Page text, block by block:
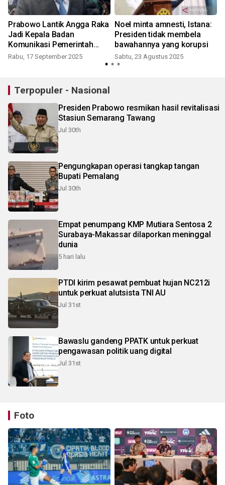
Prabowo Lantik Angga Raka
Jadi Kepala Badan
Komunikasi Pemerintah
gantikan Hasan Nasbi
Rabu, 17 September 2025
Noel minta amnesti, Istana:
Presiden tidak membela
bawahannya yang korupsi
Sabtu, 23 Agustus 2025
Terpopuler - Nasional
Presiden Prabowo resmikan hasil revitalisasi
Stasiun Semarang Tawang
Jul 30th
Pengungkapan operasi tangkap tangan
Bupati Pemalang
Jul 30th
Empat penumpang KMP Mutiara Sentosa 2
Surabaya-Makassar dilaporkan meninggal
dunia
5 hari lalu
PTDI kirim pesawat pembuat hujan NC212i
untuk perkuat alutsista TNI AU
Jul 31st
Bawaslu gandeng PPATK untuk perkuat
pengawasan politik uang digital
Jul 31st
Foto